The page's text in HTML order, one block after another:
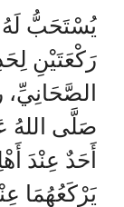
يُسْتَحَبُّ لَهُ
رَكْعَتَيْنِ
صَلَّى اللهُ
أَحَدٌ عِنْدَ
يَرْكَعُهُمَا